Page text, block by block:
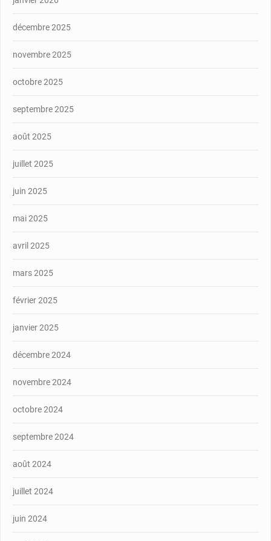
décembre 2025
novembre 2025
octobre 2025
septembre 2025
août 2025
juillet 2025
juin 2025
mai 2025
avril 2025
mars 2025
février 2025
janvier 2025
décembre 2024
novembre 2024
octobre 2024
septembre 2024
août 2024
juillet 2024
juin 2024